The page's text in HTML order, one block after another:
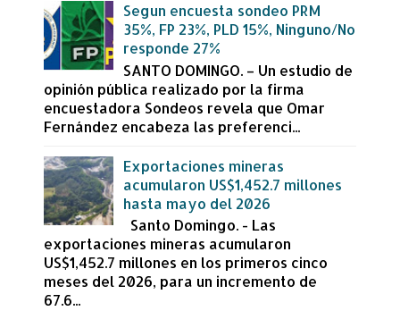
Segun encuesta sondeo PRM
35%, FP 23%, PLD 15%, Ninguno/No
responde 27%
SANTO DOMINGO. – Un estudio de
opinión pública realizado por la firma
encuestadora Sondeos revela que Omar
Fernández encabeza las preferenci...
Exportaciones mineras
acumularon US$1,452.7 millones
hasta mayo del 2026
Santo Domingo. - Las
exportaciones mineras acumularon
US$1,452.7 millones en los primeros cinco
meses del 2026, para un incremento de
67.6...